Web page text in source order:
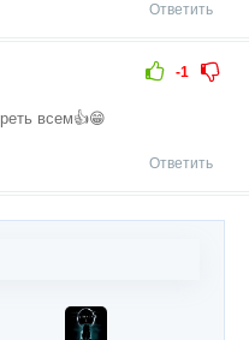
Ответить
-1
всем👍😁
Ответить